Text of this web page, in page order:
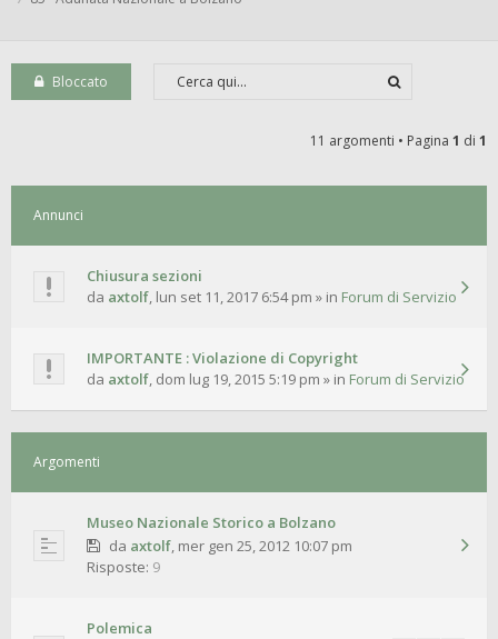
Bloccato
11 argomenti • Pagina 1 di 1
Annunci
Chiusura sezioni
da axtolf, lun set 11, 2017 6:54 pm » in Forum di Servizio
IMPORTANTE : Violazione di Copyright
da axtolf, dom lug 19, 2015 5:19 pm » in Forum di Servizio
Argomenti
Museo Nazionale Storico a Bolzano
da axtolf, mer gen 25, 2012 10:07 pm
Risposte: 9
Polemica